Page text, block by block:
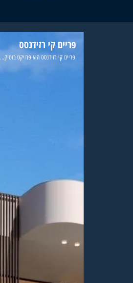
פריים קי רזידנסס
פריים קי רזידנסס הוא פרויקט בוטיק...